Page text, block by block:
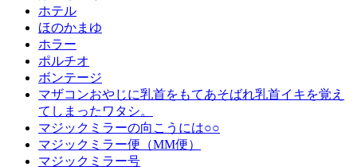
ホテル
ほのかまゆ
ホラー
ポルチオ
ボンテージ
マザコンおやじに乳首をもてあそばれ乳首イキを覚え
てしまったワタシ。
マジックミラーの向こうには○○
マジックミラー便（MM便）
マジックミラー号